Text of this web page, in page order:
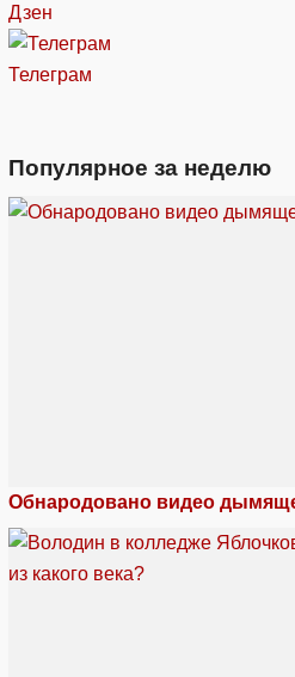
Дзен
Телеграм
Популярное за неделю
Обнародовано видео